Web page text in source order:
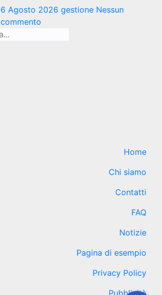
6 Agosto 2026 gestione Nessun
commento
Home
Chi siamo
Contatti
FAQ
Notizie
Pagina di esempio
Privacy Policy
Pubblicità